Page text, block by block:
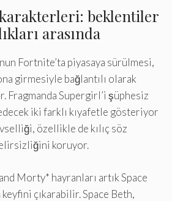
beklentiler
arasında
Fortnite’ta piyasaya sürülmesi,
girmesiyle bağlantılı olarak
Fragmanda Supergirl’i şüphesiz
iki farklı kıyafetle gösteriyor
özellikle de kılıç söz
koruyor.
Morty* hayranları artık Space
çıkarabilir. Space Beth,